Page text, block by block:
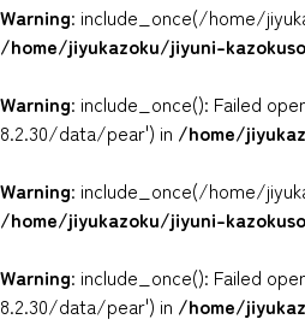
Warning: include_once(/home/
/home/jiyukazoku/jiyuni-
Warning: include_once(): Failed
8.2.30/data/pear') in /home/
Warning: include_once(/home/
/home/jiyukazoku/jiyuni-
Warning: include_once(): Failed
8.2.30/data/pear') in /home/